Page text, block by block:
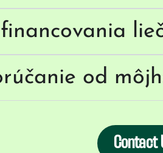
od
Contact